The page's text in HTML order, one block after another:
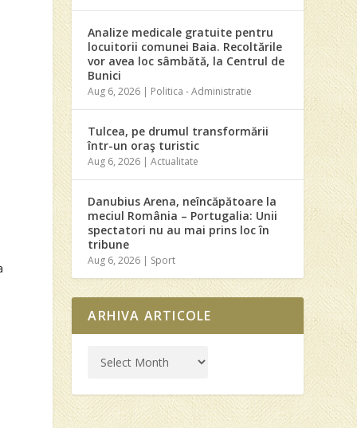
Analize medicale gratuite pentru
locuitorii comunei Baia. Recoltările
vor avea loc sâmbătă, la Centrul de
Bunici
Aug 6, 2026 | Politica - Administratie
Tulcea, pe drumul transformării
într-un oraş turistic
Aug 6, 2026 |Actualitate
Danubius Arena, neîncăpătoare la
meciul România – Portugalia: Unii
spectatori nu au mai prins loc în
tribune
Aug 6, 2026 | Sport
ARHIVA ARTICOLE